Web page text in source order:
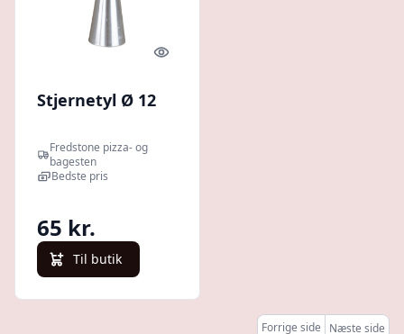
Quick look
Stjernetyl Ø 12
Fredstone pizza- og
bagesten
Bedste pris
65 kr.
Til butik
Forrige side Næste side